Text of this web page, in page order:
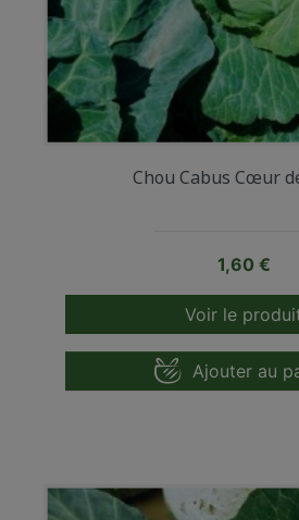
Chou Cabus Cœur
Prix
1,60 €
Voir le
Ajouter au